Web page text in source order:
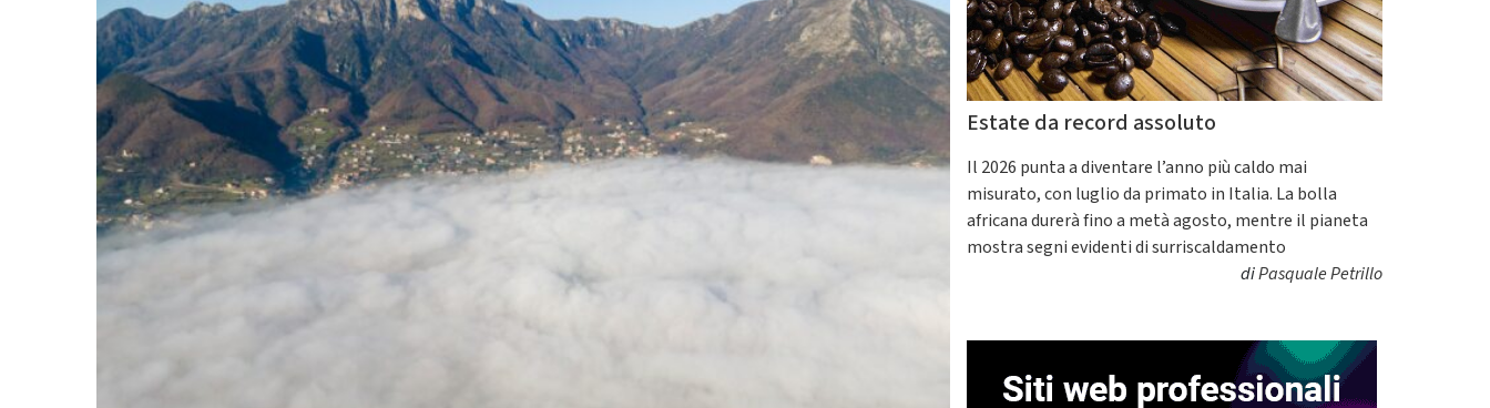
Estate da record assoluto
Il 2026 punta a diventare l’anno più caldo mai
misurato, con luglio da primato in Italia. La bolla
africana durerà fino a metà agosto, mentre il pianeta
mostra segni evidenti di surriscaldamento
diPasquale Petrillo